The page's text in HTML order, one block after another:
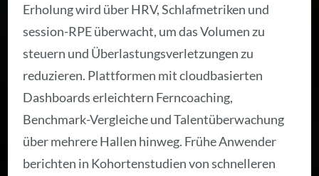
Erholung wird über HRV, Schlafmetriken und
session-RPE überwacht, um das Volumen zu
steuern und Überlastungsverletzungen zu
reduzieren. Plattformen mit cloudbasierten
Dashboards erleichtern Ferncoaching,
Benchmark-Vergleiche und Talentüberwachung
über mehrere Hallen hinweg. Frühe Anwender
berichten in Kohortenstudien von schnelleren